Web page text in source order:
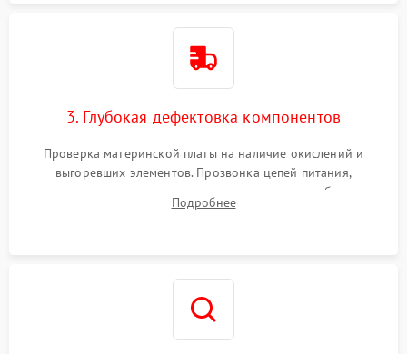
3. Глубокая дефектовка компонентов
Проверка материнской платы на наличие окислений и
выгоревших элементов. Прозвонка цепей питания,
тестирование приводных моторов колес и турбины
всасывания. Оценка состояния оптических и инфракрасных
Подробнее